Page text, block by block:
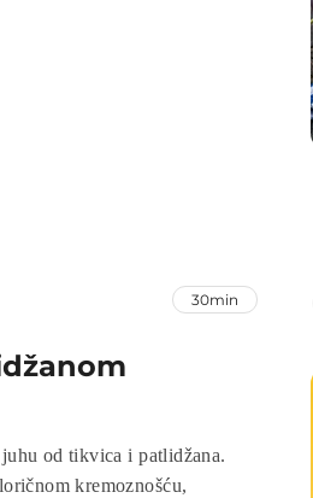
30min
od tikvica i patlidžana.
kremoznošću,